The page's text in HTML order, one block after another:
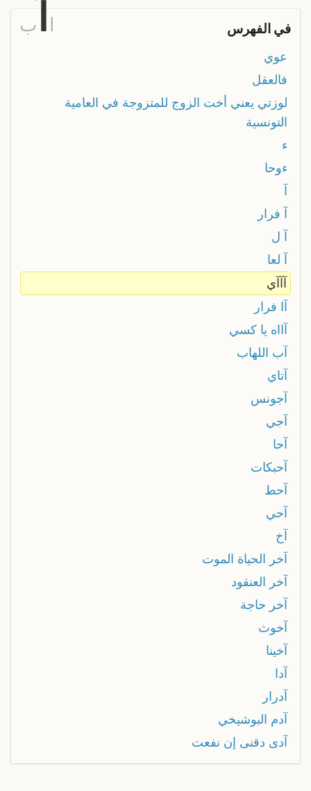
في الفهرس ا ب
عوي
فالعقل
لوزتي يعني أخت الزوج للمتزوجة في العامية
التونسية
ء
ءوحا
آ
آ فرار
آ ل
آ لعا
آآآي
آا فرار
آااه يا كسي
آب اللهاب
آتاي
آجونس
آجي
آحا
آحبكات
آحط
آحي
آخ
آخر الحياة الموت
آخر العنقود
آخر حاجة
آخوث
آخينا
آدا
آدرار
آدم البوشيخي
آدى دقنى إن نفعت